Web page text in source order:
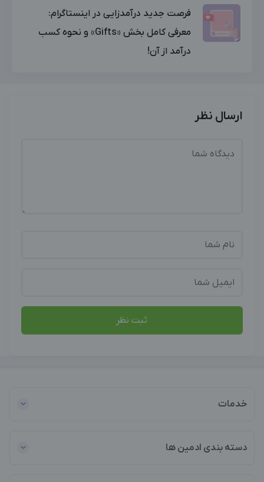
فرصت جدید درآمدزایی در اینستاگرام:
معرفی کامل بخش «Gifts» و نحوه کسب
درآمد از آن!
ارسال نظر
ثبت نظر
خدمات
دسته بندی ادمین ها